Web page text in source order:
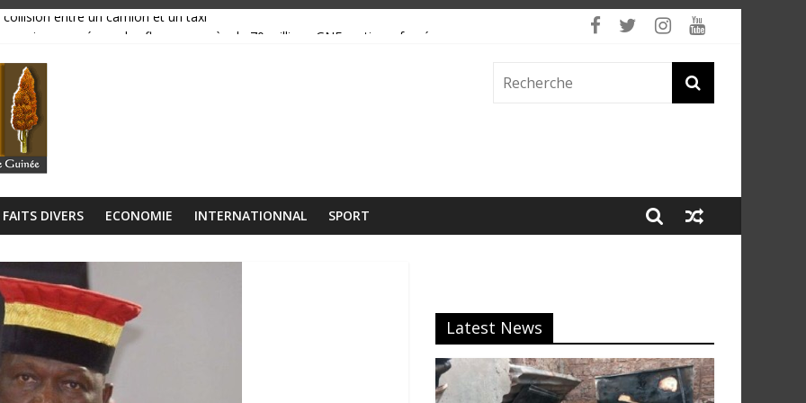
entre un camion et un taxi
de grève
ses institutions fonctionnent »
découvert à quelques mètres de la grande mosquée
FAITS DIVERS ECONOMIE INTERNATIONNAL SPORT
Latest News